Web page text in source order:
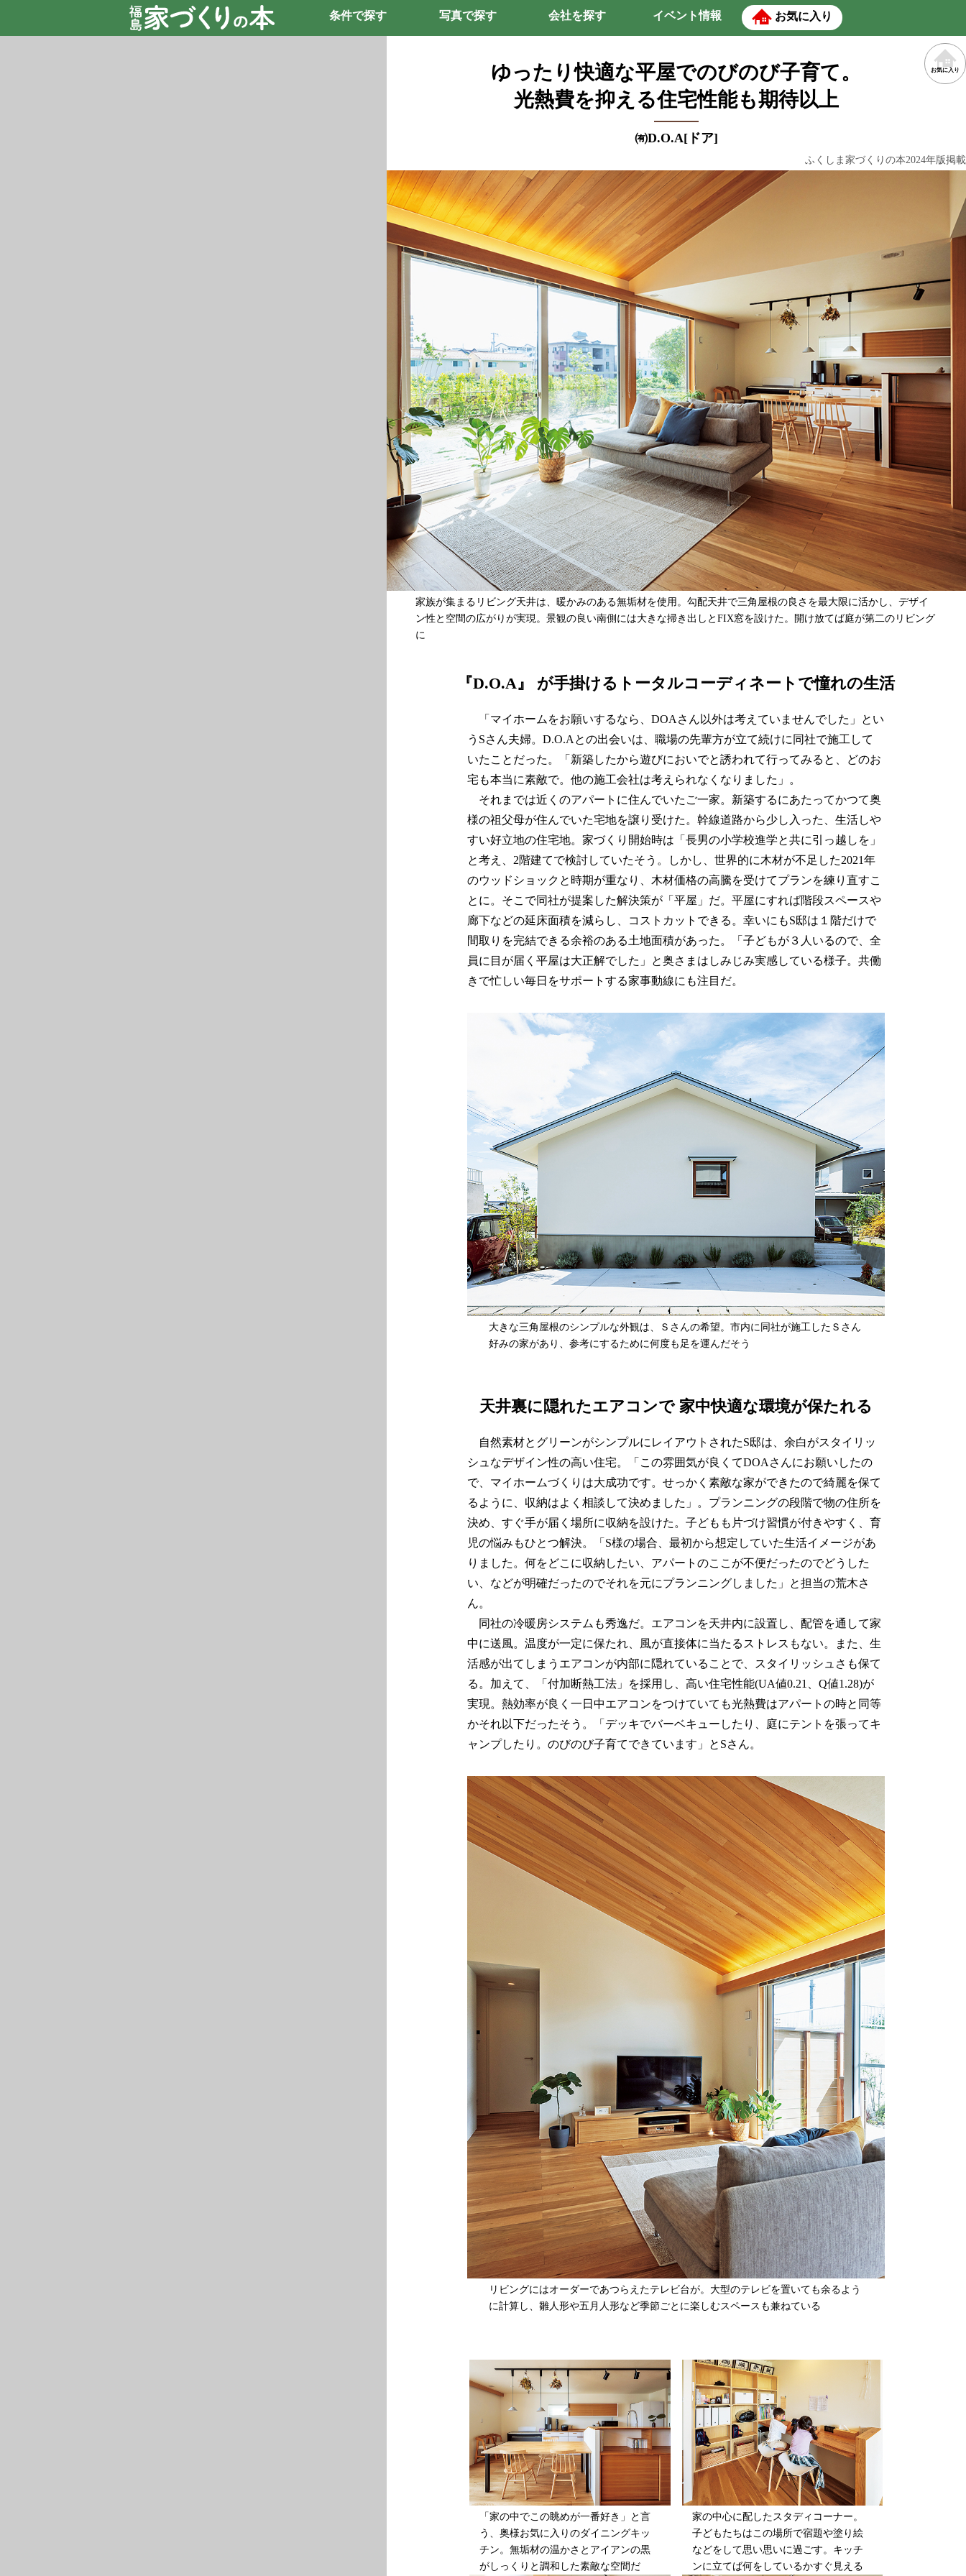
条件で探す 写真で探す 会社を探す イベント情報 お気に入り
お気に入り
ゆったり快適な平屋でのびのび子育て。
光熱費を抑える住宅性能も期待以上
㈲D.O.A[ドア]
ふくしま家づくりの本2024年版掲載
家族が集まるリビング天井は、暖かみのある無垢材を使用。勾配天井で三角屋根の良さを最大限に活かし、デザイ
ン性と空間の広がりが実現。景観の良い南側には大きな掃き出しとFIX窓を設けた。開け放てば庭が第二のリビング
に
『D.O.A』 が手掛けるトータルコーディネートで憧れの生活
「マイホームをお願いするなら、DOAさん以外は考えていませんでした」とい
うSさん夫婦。D.O.Aとの出会いは、職場の先輩方が立て続けに同社で施工して
いたことだった。「新築したから遊びにおいでと誘われて行ってみると、どのお
宅も本当に素敵で。他の施工会社は考えられなくなりました」。
それまでは近くのアパートに住んでいたご一家。新築するにあたってかつて奥
様の祖父母が住んでいた宅地を譲り受けた。幹線道路から少し入った、生活しや
すい好立地の住宅地。家づくり開始時は「長男の小学校進学と共に引っ越しを」
と考え、2階建てで検討していたそう。しかし、世界的に木材が不足した2021年
のウッドショックと時期が重なり、木材価格の高騰を受けてプランを練り直すこ
とに。そこで同社が提案した解決策が「平屋」だ。平屋にすれば階段スペースや
廊下などの延床面積を減らし、コストカットできる。幸いにもS邸は１階だけで
間取りを完結できる余裕のある土地面積があった。「子どもが３人いるので、全
員に目が届く平屋は大正解でした」と奥さまはしみじみ実感している様子。共働
きで忙しい毎日をサポートする家事動線にも注目だ。
大きな三角屋根のシンプルな外観は、Ｓさんの希望。市内に同社が施工したＳさん
好みの家があり、参考にするために何度も足を運んだそう
天井裏に隠れたエアコンで 家中快適な環境が保たれる
自然素材とグリーンがシンプルにレイアウトされたS邸は、余白がスタイリッ
シュなデザイン性の高い住宅。「この雰囲気が良くてDOAさんにお願いしたの
で、マイホームづくりは大成功です。せっかく素敵な家ができたので綺麗を保て
るように、収納はよく相談して決めました」。プランニングの段階で物の住所を
決め、すぐ手が届く場所に収納を設けた。子どもも片づけ習慣が付きやすく、育
児の悩みもひとつ解決。「S様の場合、最初から想定していた生活イメージがあ
りました。何をどこに収納したい、アパートのここが不便だったのでどうした
い、などが明確だったのでそれを元にプランニングしました」と担当の荒木さ
ん。
同社の冷暖房システムも秀逸だ。エアコンを天井内に設置し、配管を通して家
中に送風。温度が一定に保たれ、風が直接体に当たるストレスもない。また、生
活感が出てしまうエアコンが内部に隠れていることで、スタイリッシュさも保て
る。加えて、「付加断熱工法」を採用し、高い住宅性能(UA値0.21、Q値1.28)が
実現。熱効率が良く一日中エアコンをつけていても光熱費はアパートの時と同等
かそれ以下だったそう。「デッキでバーベキューしたり、庭にテントを張ってキ
ャンプしたり。のびのび子育てできています」とSさん。
リビングにはオーダーであつらえたテレビ台が。大型のテレビを置いても余るよう
に計算し、雛人形や五月人形など季節ごとに楽しむスペースも兼ねている
「家の中でこの眺めが一番好き」と言
う、奥様お気に入りのダイニングキッ
チン。無垢材の温かさとアイアンの黒
がしっくりと調和した素敵な空間だ
家の中心に配したスタディコーナー。
子どもたちはこの場所で宿題や塗り絵
などをして思い思いに過ごす。キッチ
ンに立てば何をしているかすぐ見える